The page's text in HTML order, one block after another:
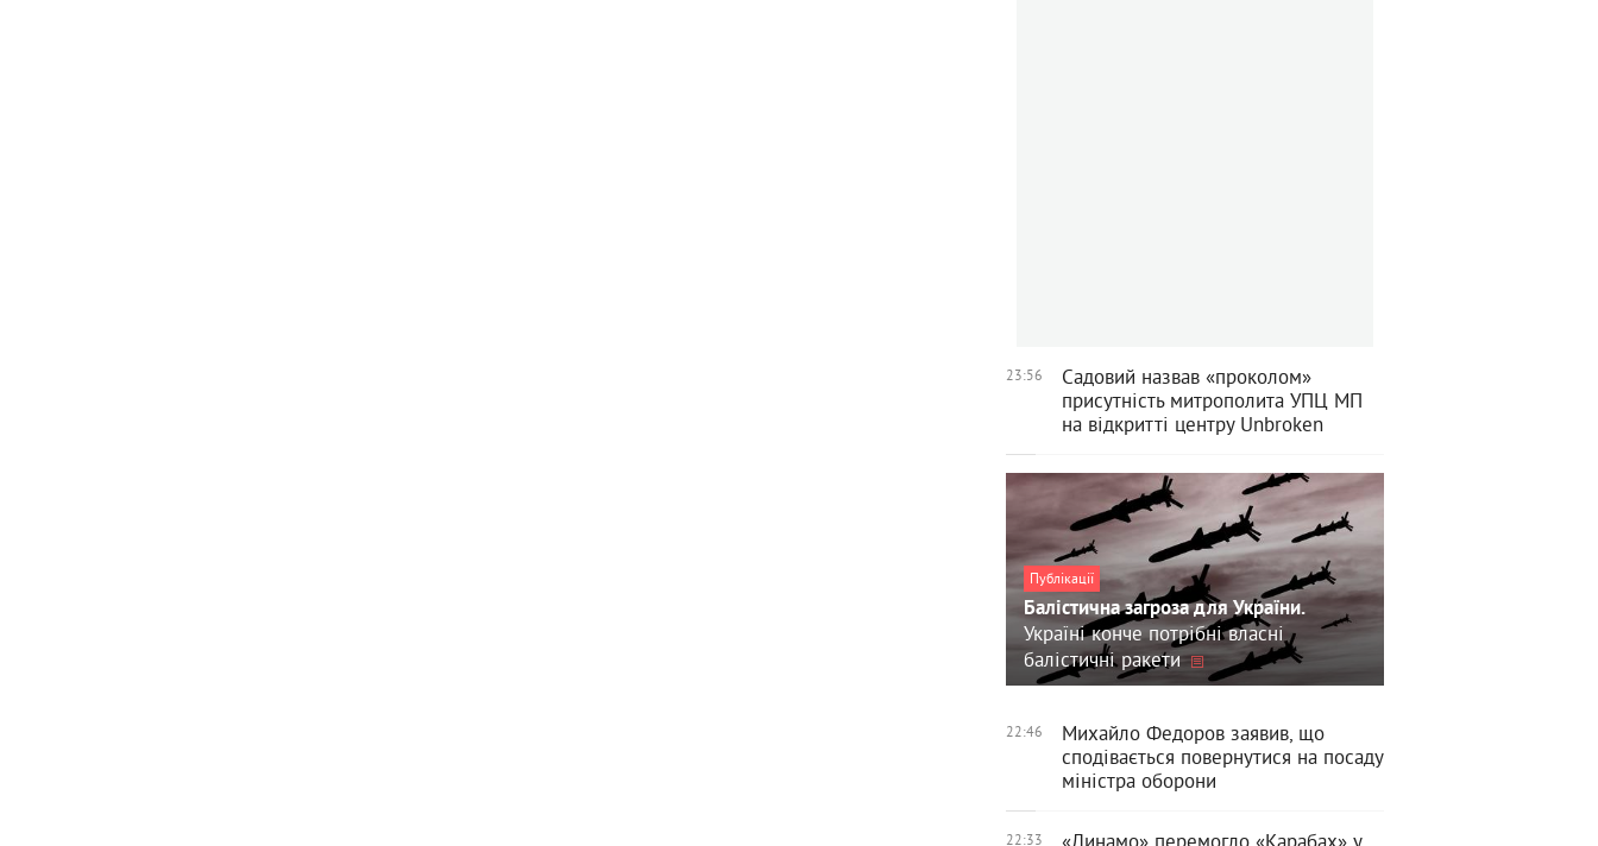
23:56
Садовий назвав «проколом»
присутність митрополита УПЦ МП
на відкритті центру Unbroken
Публікації
Балістична загроза для України.
Україні конче потрібні власні
балістичні ракети
22:46
Михайло Федоров заявив, що
сподівається повернутися на посаду
міністра оборони
22:33